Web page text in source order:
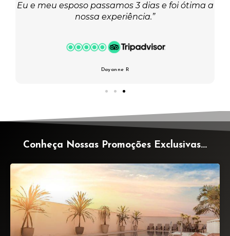
Eu e meu esposo passamos 3 dias e foi ótima a
nossa experiência.”
Dayanne R
Conheça Nossas Promoções Exclusivas...